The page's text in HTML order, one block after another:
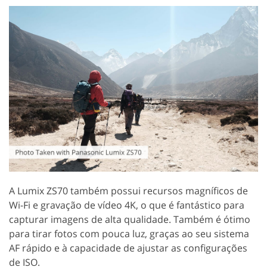
A Lumix ZS70 também possui recursos magníficos de
Wi-Fi e gravação de vídeo 4K, o que é fantástico para
capturar imagens de alta qualidade. Também é ótimo
para tirar fotos com pouca luz, graças ao seu sistema
AF rápido e à capacidade de ajustar as configurações
de ISO.